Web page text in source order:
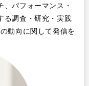
、パフォーマンス・
る調査・研究・実践
動向に関して発信を